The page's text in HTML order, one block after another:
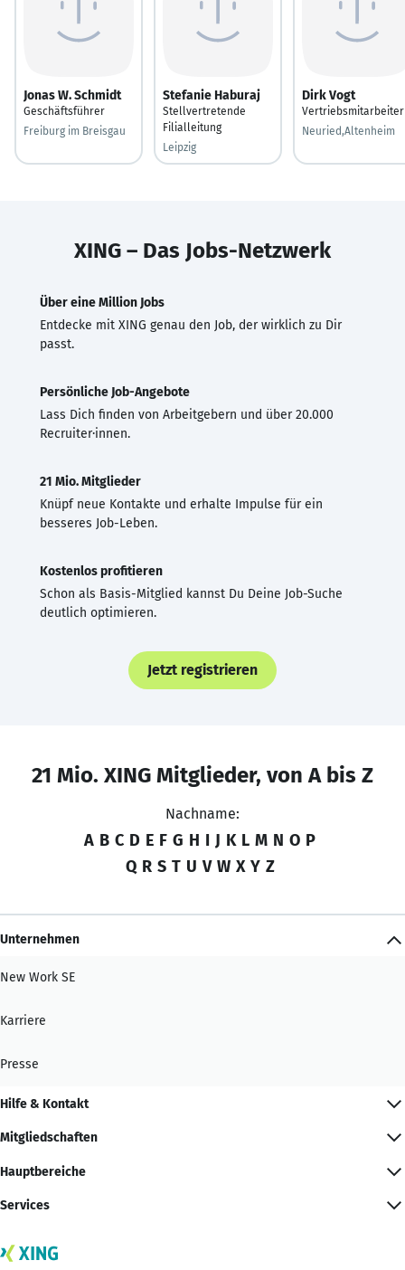
Jonas W. Schmidt
Geschäftsführer
Freiburg im Breisgau
Stefanie Haburaj
Stellvertretende
Filialleitung
Leipzig
Dirk Vogt
Vertriebsmitarbeiter
Neuried,Altenheim
XING – Das Jobs-Netzwerk
Über eine Million Jobs
Entdecke mit XING genau den Job, der wirklich zu Dir
passt.
Persönliche Job-Angebote
Lass Dich finden von Arbeitgebern und über 20.000
Recruiter·innen.
21 Mio. Mitglieder
Knüpf neue Kontakte und erhalte Impulse für ein
besseres Job-Leben.
Kostenlos profitieren
Schon als Basis-Mitglied kannst Du Deine Job-Suche
deutlich optimieren.
Jetzt registrieren
21 Mio. XING Mitglieder, von A bis Z
Nachname:
A B C D E F G H I J K L M N O P
Q R S T U V W X Y Z
Unternehmen
New Work SE
Karriere
Presse
Hilfe & Kontakt
Mitgliedschaften
Hauptbereiche
Services